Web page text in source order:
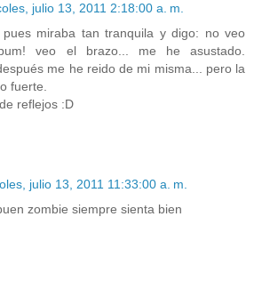
julio 13, 2011 2:18:00 a. m.
miraba tan tranquila y digo: no veo
veo el brazo... me he asustado.
me he reido de mi misma... pero la
fuerte.
reflejos :D
julio 13, 2011 11:33:00 a. m.
zombie siempre sienta bien